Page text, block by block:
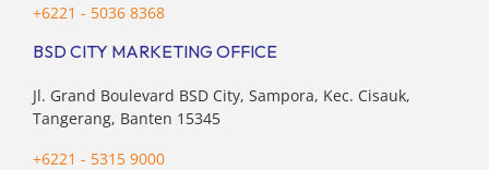
+6221 - 5036 8368
BSD CITY MARKETING OFFICE
Jl. Grand Boulevard BSD City, Sampora, Kec. Cisauk,
Tangerang, Banten 15345
+6221 - 5315 9000